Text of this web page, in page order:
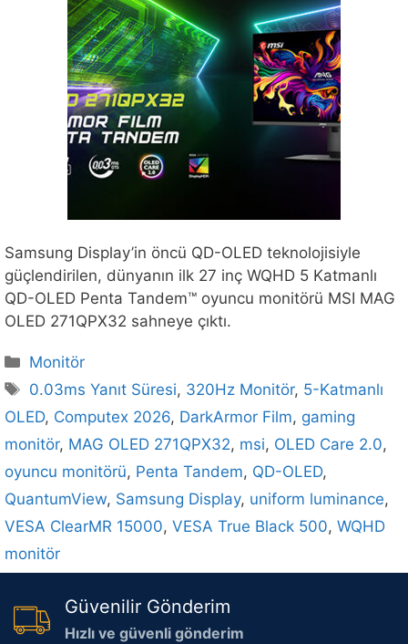
Samsung Display’in öncü QD-OLED teknolojisiyle
güçlendirilen, dünyanın ilk 27 inç WQHD 5 Katmanlı
QD-OLED Penta Tandem™ oyuncu monitörü MSI MAG
OLED 271QPX32 sahneye çıktı.
Kategoriler
Monitör
Etiketler
0.03ms Yanıt Süresi, 320Hz Monitör, 5-Katmanlı
OLED, Computex 2026, DarkArmor Film, gaming
monitör, MAG OLED 271QPX32, msi, OLED Care 2.0,
oyuncu monitörü, Penta Tandem, QD-OLED,
QuantumView, Samsung Display, uniform luminance,
VESA ClearMR 15000, VESA True Black 500, WQHD
monitör
Güvenilir Gönderim
Hızlı ve güvenli gönderim